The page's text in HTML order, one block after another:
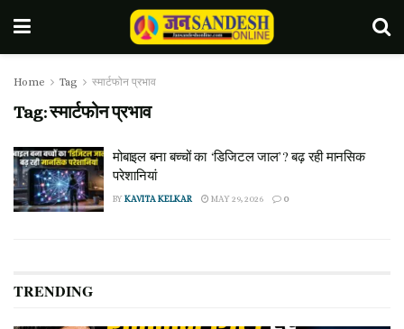
Home Tag स्मार्टफोन प्रभाव
Tag:स्मार्टफोन प्रभाव
मोबाइल बना बच्चों का ‘डिजिटल जाल’? बढ़ रही मानसिक
परेशानियां
BYKAVITA KELKAR MAY 29, 2026 0
TRENDING